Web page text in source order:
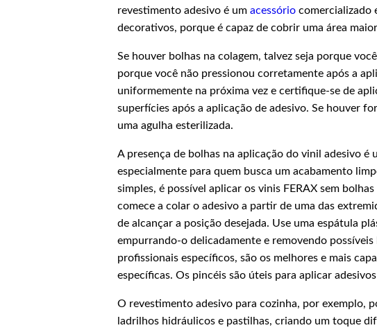
revestimento adesivo é umacessório comercializado
decorativos, porque é capaz de cobrir uma área
Se houver bolhas na colagem, talvez seja porque
porque você não pressionou corretamente após a
uniformemente na próxima vez e certifique-se de
superfícies após a aplicação de adesivo. Se houver
uma agulha esterilizada.
A presença de bolhas na aplicação do vinil adesivo
especialmente para quem busca um acabamento
simples, é possível aplicar os vinis FERAX sem
comece a colar o adesivo a partir de uma das
de alcançar a posição desejada. Use uma espátula
empurrando-o delicadamente e removendo
profissionais específicos, são os melhores e mais
específicas. Os pincéis são úteis para aplicar
O revestimento adesivo para cozinha, por exemplo,
ladrilhos hidráulicos e pastilhas, criando um toque